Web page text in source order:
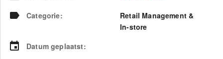
Categorie:
Retail Management &
In-store
Datum geplaatst: